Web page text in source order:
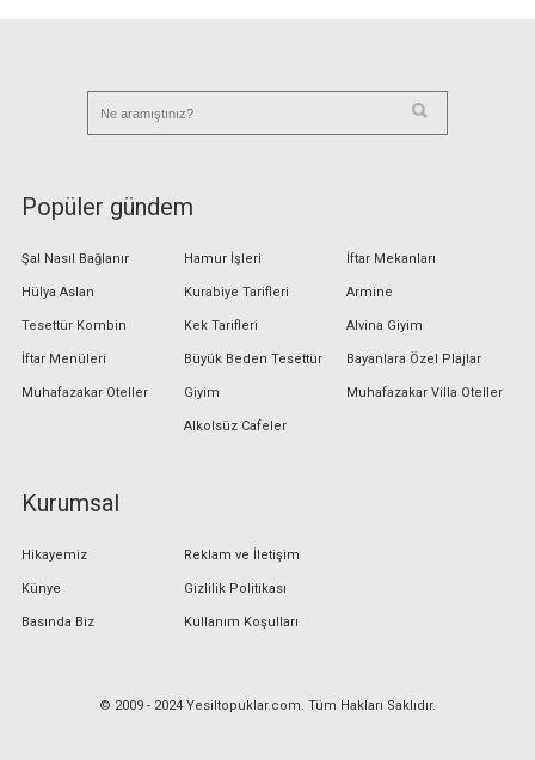
Popüler gündem
Şal Nasıl Bağlanır
Hülya Aslan
Tesettür Kombin
İftar Menüleri
Muhafazakar Oteller
Hamur İşleri
Kurabiye Tarifleri
Kek Tarifleri
Büyük Beden Tesettür
Giyim
Alkolsüz Cafeler
İftar Mekanları
Armine
Alvina Giyim
Bayanlara Özel Plajlar
Muhafazakar Villa Oteller
Kurumsal
Hikayemiz
Künye
Basında Biz
Reklam ve İletişim
Gizlilik Politikası
Kullanım Koşulları
© 2009 - 2024 Yesiltopuklar.com. Tüm Hakları Saklıdır.